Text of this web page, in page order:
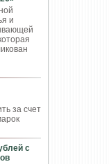
и
за счет
с